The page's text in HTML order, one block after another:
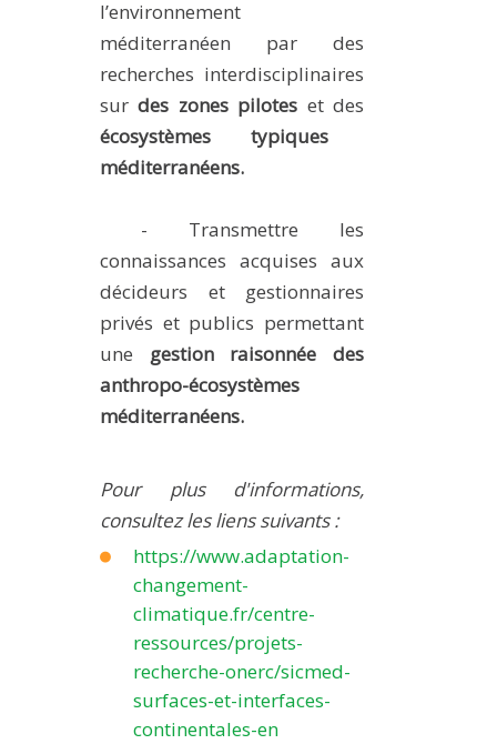
l’environnement
méditerranéen par des
recherches interdisciplinaires
surdes zones pilotes et des
écosystèmes typiques
méditerranéens.
- Transmettre les
connaissances acquises aux
décideurs et gestionnaires
privés et publics permettant
une gestion raisonnée des
anthropo-écosystèmes
méditerranéens.
Pour plus d'informations,
consultez les liens suivants :
https://www.adaptation-
changement-
climatique.fr/centre-
ressources/projets-
recherche-onerc/sicmed-
surfaces-et-interfaces-
continentales-en